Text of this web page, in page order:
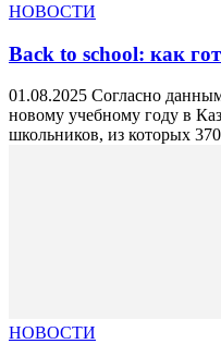
НОВОСТИ
Back to school: как
01.08.2025 Согласно
новому учебному году в
школьников, из которых
НОВОСТИ